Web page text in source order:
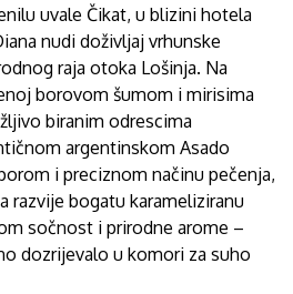
uvale Čikat, u blizini hotela
nudi doživljaj vrhunske
raja otoka Lošinja. Na
borovom šumom i mirisima
biranim odrescima
argentinskom Asado
i preciznom načinu pečenja,
razvije bogatu karameliziranu
sočnost i prirodne arome –
dozrijevalo u komori za suho